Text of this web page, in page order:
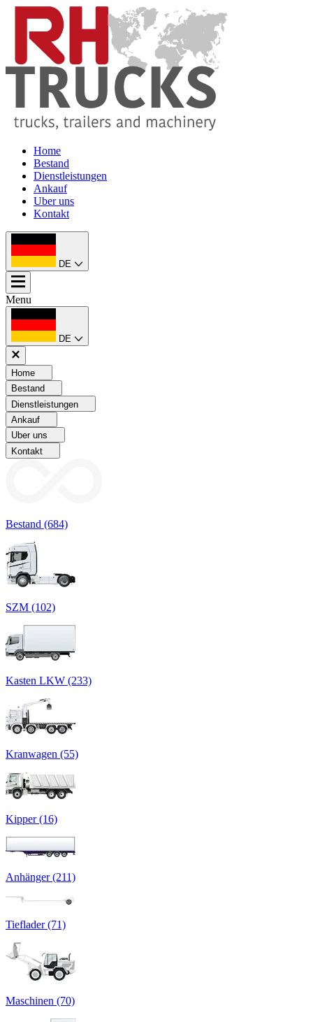
Home
Bestand
Dienstleistungen
Ankauf
Uber uns
Kontakt
DE
Menu
DE
Home
Bestand
Dienstleistungen
Ankauf
Uber uns
Kontakt
Bestand (684)
SZM (102)
Kasten LKW (233)
Kranwagen (55)
Kipper (16)
Anhänger (211)
Tieflader (71)
Maschinen (70)